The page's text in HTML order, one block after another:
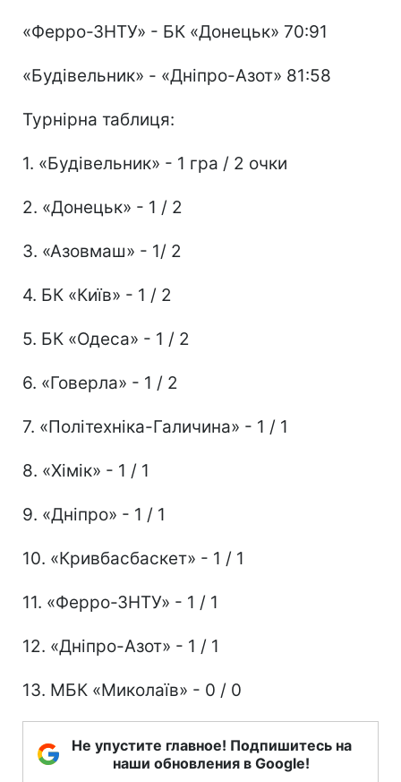
«Ферро-ЗНТУ» - БК «Донецьк» 70:91
«Будівельник» - «Дніпро-Азот» 81:58
Турнірна таблиця:
1. «Будівельник» - 1 гра / 2 очки
2. «Донецьк» - 1 / 2
3. «Азовмаш» - 1/ 2
4. БК «Київ» - 1 / 2
5. БК «Одеса» - 1 / 2
6. «Говерла» - 1 / 2
7. «Політехніка-Галичина» - 1 / 1
8. «Хімік» - 1 / 1
9. «Дніпро» - 1 / 1
10. «Кривбасбаскет» - 1 / 1
11. «Ферро-ЗНТУ» - 1 / 1
12. «Дніпро-Азот» - 1 / 1
13. МБК «Миколаїв» - 0 / 0
Не упустите главное! Подпишитесь на
наши обновления в Google!